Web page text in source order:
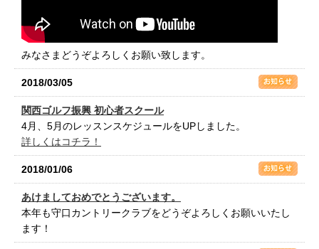
みなさまどうぞよろしくお願い致します。
2018/03/05
関西ゴルフ振興 初心者スクール
4月、5月のレッスンスケジュールをUPしました。
詳しくはコチラ！
2018/01/06
あけましておめでとうございます。
本年も守口カントリークラブをどうぞよろしくお願いいたし
ます！